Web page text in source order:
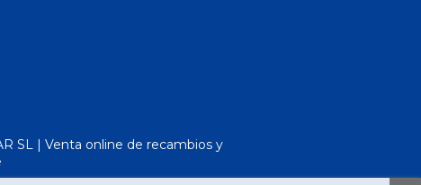
SL | Venta online de recambios y